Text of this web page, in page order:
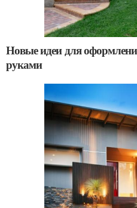
Новые идеи для
руками